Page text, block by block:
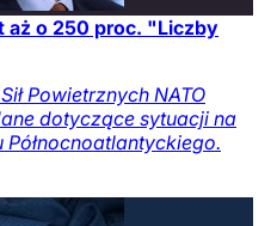
aż o 250 proc. "Liczby
Powietrznych NATO
dotyczące sytuacji na